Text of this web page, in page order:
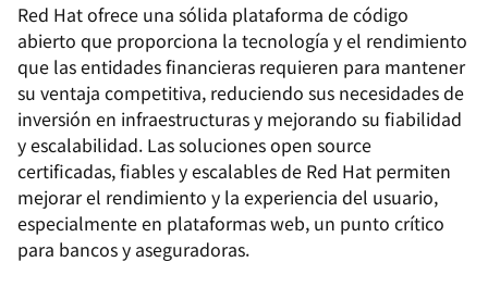
Red Hat ofrece una sólida plataforma de código
abierto que proporciona la tecnología y el rendimiento
que las entidades financieras requieren para mantener
su ventaja competitiva, reduciendo sus necesidades de
inversión en infraestructuras y mejorando su fiabilidad
y escalabilidad. Las soluciones open source
certificadas, fiables y escalables de Red Hat permiten
mejorar el rendimiento y la experiencia del usuario,
especialmente en plataformas web, un punto crítico
para bancos y aseguradoras.